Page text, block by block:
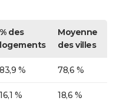
% des
logements
Moyenne
des villes
83,9 % 78,6 %
16,1 % 18,6 %